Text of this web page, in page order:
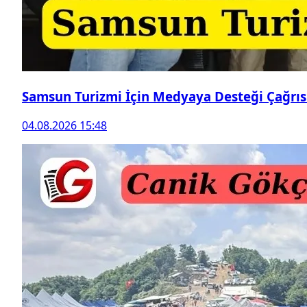
Samsun Turizmi İçin Medyaya Desteği
04.08.2026 15:48